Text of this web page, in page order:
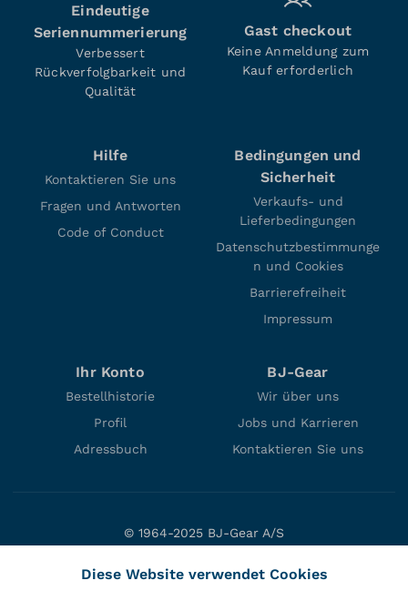
Eindeutige
Seriennummerierung
Verbessert
Rückverfolgbarkeit und
Qualität
Gast checkout
Keine Anmeldung zum
Kauf erforderlich
Hilfe
Kontaktieren Sie uns
Fragen und Antworten
Code of Conduct
Bedingungen und
Sicherheit
Verkaufs- und
Lieferbedingungen
Datenschutzbestimmunge
n und Cookies
Barrierefreiheit
Impressum
Ihr Konto
Bestellhistorie
Profil
Adressbuch
BJ-Gear
Wir über uns
Jobs und Karrieren
Kontaktieren Sie uns
© 1964-2025 BJ-Gear A/S
DK-8660 Skanderborg
Diese Website verwendet Cookies